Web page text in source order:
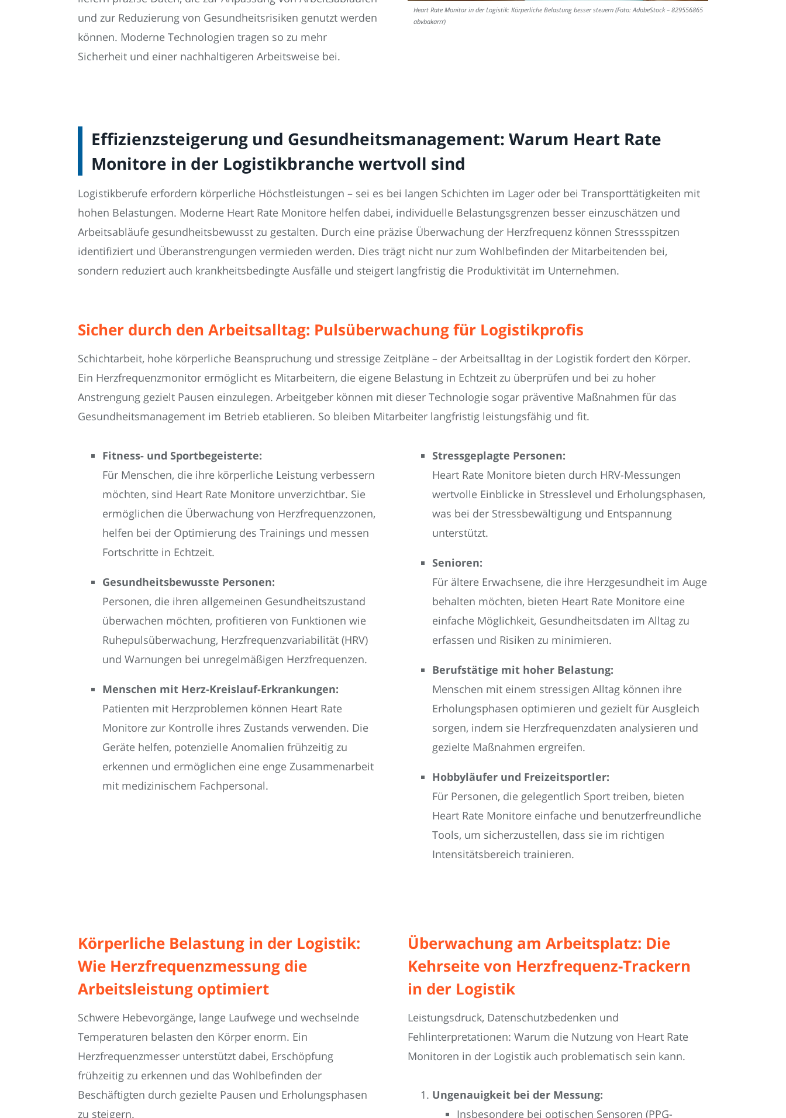
und zur Reduzierung von Gesundheitsrisiken genutzt werden
können. Moderne Technologien tragen so zu mehr
Sicherheit und einer nachhaltigeren Arbeitsweise bei.
Heart Rate Monitor in der Logistik: Körperliche Belastung besser steuern (Foto: AdobeStock – 829556865
abvbakarrr)
Effizienzsteigerung und Gesundheitsmanagement: Warum Heart Rate
Monitore in der Logistikbranche wertvoll sind
Logistikberufe erfordern körperliche Höchstleistungen – sei es bei langen Schichten im Lager oder bei Transporttätigkeiten mit
hohen Belastungen. Moderne Heart Rate Monitore helfen dabei, individuelle Belastungsgrenzen besser einzuschätzen und
Arbeitsabläufe gesundheitsbewusst zu gestalten. Durch eine präzise Überwachung der Herzfrequenz können Stressspitzen
identifiziert und Überanstrengungen vermieden werden. Dies trägt nicht nur zum Wohlbefinden der Mitarbeitenden bei,
sondern reduziert auch krankheitsbedingte Ausfälle und steigert langfristig die Produktivität im Unternehmen.
Sicher durch den Arbeitsalltag: Pulsüberwachung für Logistikprofis
Schichtarbeit, hohe körperliche Beanspruchung und stressige Zeitpläne – der Arbeitsalltag in der Logistik fordert den Körper.
Ein Herzfrequenzmonitor ermöglicht es Mitarbeitern, die eigene Belastung in Echtzeit zu überprüfen und bei zu hoher
Anstrengung gezielt Pausen einzulegen. Arbeitgeber können mit dieser Technologie sogar präventive Maßnahmen für das
Gesundheitsmanagement im Betrieb etablieren. So bleiben Mitarbeiter langfristig leistungsfähig und fit.
Fitness- und Sportbegeisterte:
Für Menschen, die ihre körperliche Leistung verbessern
möchten, sind Heart Rate Monitore unverzichtbar. Sie
ermöglichen die Überwachung von Herzfrequenzzonen,
helfen bei der Optimierung des Trainings und messen
Fortschritte in Echtzeit.
Gesundheitsbewusste Personen:
Personen, die ihren allgemeinen Gesundheitszustand
überwachen möchten, profitieren von Funktionen wie
Ruhepulsüberwachung, Herzfrequenzvariabilität (HRV)
und Warnungen bei unregelmäßigen Herzfrequenzen.
Menschen mit Herz-Kreislauf-Erkrankungen:
Patienten mit Herzproblemen können Heart Rate
Monitore zur Kontrolle ihres Zustands verwenden. Die
Geräte helfen, potenzielle Anomalien frühzeitig zu
erkennen und ermöglichen eine enge Zusammenarbeit
mit medizinischem Fachpersonal.
Stressgeplagte Personen:
Heart Rate Monitore bieten durch HRV-Messungen
wertvolle Einblicke in Stresslevel und Erholungsphasen,
was bei der Stressbewältigung und Entspannung
unterstützt.
Senioren:
Für ältere Erwachsene, die ihre Herzgesundheit im Auge
behalten möchten, bieten Heart Rate Monitore eine
einfache Möglichkeit, Gesundheitsdaten im Alltag zu
erfassen und Risiken zu minimieren.
Berufstätige mit hoher Belastung:
Menschen mit einem stressigen Alltag können ihre
Erholungsphasen optimieren und gezielt für Ausgleich
sorgen, indem sie Herzfrequenzdaten analysieren und
gezielte Maßnahmen ergreifen.
Hobbyläufer und Freizeitsportler:
Für Personen, die gelegentlich Sport treiben, bieten
Heart Rate Monitore einfache und benutzerfreundliche
Tools, um sicherzustellen, dass sie im richtigen
Intensitätsbereich trainieren.
Körperliche Belastung in der Logistik:
Wie Herzfrequenzmessung die
Arbeitsleistung optimiert
Schwere Hebevorgänge, lange Laufwege und wechselnde
Temperaturen belasten den Körper enorm. Ein
Herzfrequenzmesser unterstützt dabei, Erschöpfung
frühzeitig zu erkennen und das Wohlbefinden der
Beschäftigten durch gezielte Pausen und Erholungsphasen
zu steigern.
Überwachung am Arbeitsplatz: Die
Kehrseite von Herzfrequenz-Trackern
in der Logistik
Leistungsdruck, Datenschutzbedenken und
Fehlinterpretationen: Warum die Nutzung von Heart Rate
Monitoren in der Logistik auch problematisch sein kann.
Ungenauigkeit bei der Messung:
Insbesondere bei optischen Sensoren (PPG-